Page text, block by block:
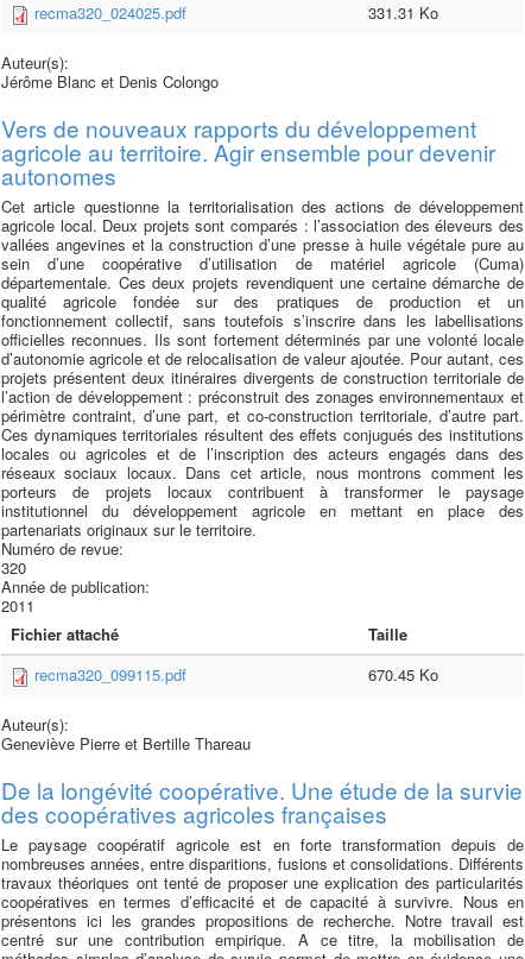
recma320_024025.pdf
331.31 Ko
Auteur(s):
Jérôme Blanc et Denis Colongo
Vers de nouveaux rapports du développement
agricole au territoire. Agir ensemble pour devenir
autonomes
Cet article questionne la territorialisation des actions de développement
agricole local. Deux projets sont comparés : l’association des éleveurs des
vallées angevines et la construction d’une presse à huile végétale pure au
sein d’une coopérative d’utilisation de matériel agricole (Cuma)
départementale. Ces deux projets revendiquent une certaine démarche de
qualité agricole fondée sur des pratiques de production et un
fonctionnement collectif, sans toutefois s’inscrire dans les labellisations
officielles reconnues. Ils sont fortement déterminés par une volonté locale
d’autonomie agricole et de relocalisation de valeur ajoutée. Pour autant, ces
projets présentent deux itinéraires divergents de construction territoriale de
l’action de développement : préconstruit des zonages environnementaux et
périmètre contraint, d’une part, et co-construction territoriale, d’autre part.
Ces dynamiques territoriales résultent des effets conjugués des institutions
locales ou agricoles et de l’inscription des acteurs engagés dans des
réseaux sociaux locaux. Dans cet article, nous montrons comment les
porteurs de projets locaux contribuent à transformer le paysage
institutionnel du développement agricole en mettant en place des
partenariats originaux sur le territoire.
Numéro de revue:
320
Année de publication:
2011
Fichier attaché
Taille
recma320_099115.pdf
670.45 Ko
Auteur(s):
Geneviève Pierre et Bertille Thareau
De la longévité coopérative. Une étude de la survie
des coopératives agricoles françaises
Le paysage coopératif agricole est en forte transformation depuis de
nombreuses années, entre disparitions, fusions et consolidations. Différents
travaux théoriques ont tenté de proposer une explication des particularités
coopératives en termes d’efficacité et de capacité à survivre. Nous en
présentons ici les grandes propositions de recherche. Notre travail est
centré sur une contribution empirique. A ce titre, la mobilisation de